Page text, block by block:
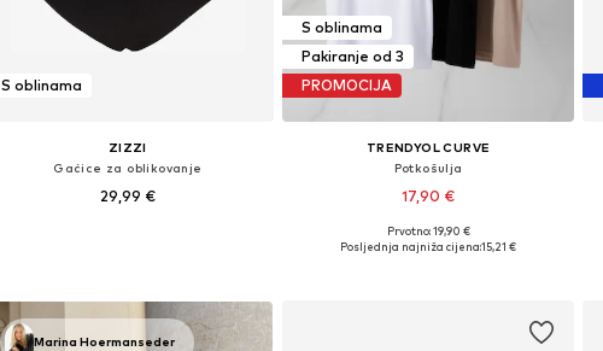
S oblinama
ZIZZI
Gaćice za oblikovanje
29,99 €
S oblinama
Pakiranje od 3
PROMOCIJA
TRENDYOL CURVE
Potkošulja
17,90 €
Dostupne veličine: XL, XXL, XXXL, 5XL
Prvotno: 19,90 €
Posljednja najniža cijena:15,21 €
Marina Hoermanseder